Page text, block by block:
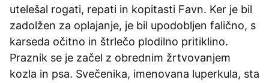
utelešal rogati, repati in kopitasti Favn. Ker je bil
zadolžen za oplajanje, je bil upodobljen falično, s
karseda očitno in štrlečo plodilno pritiklino.
Praznik se je začel z obrednim žrtvovanjem
kozla in psa. Svečenika, imenovana luperkula, sta